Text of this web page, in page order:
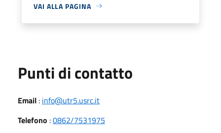
VAI ALLA PAGINA
Punti di contatto
Email : info@utr5.usrc.it
Telefono :0862/7531975